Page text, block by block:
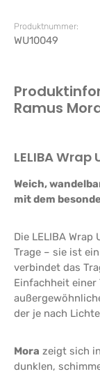
Produktnummer:
WU10049
Ramus
LELIBA
Weich,
mit dem
Die LELIBA
Trage – sie ist
verbindet das
Einfachheit
der je nach
Mora zeigt sich
dunklen,